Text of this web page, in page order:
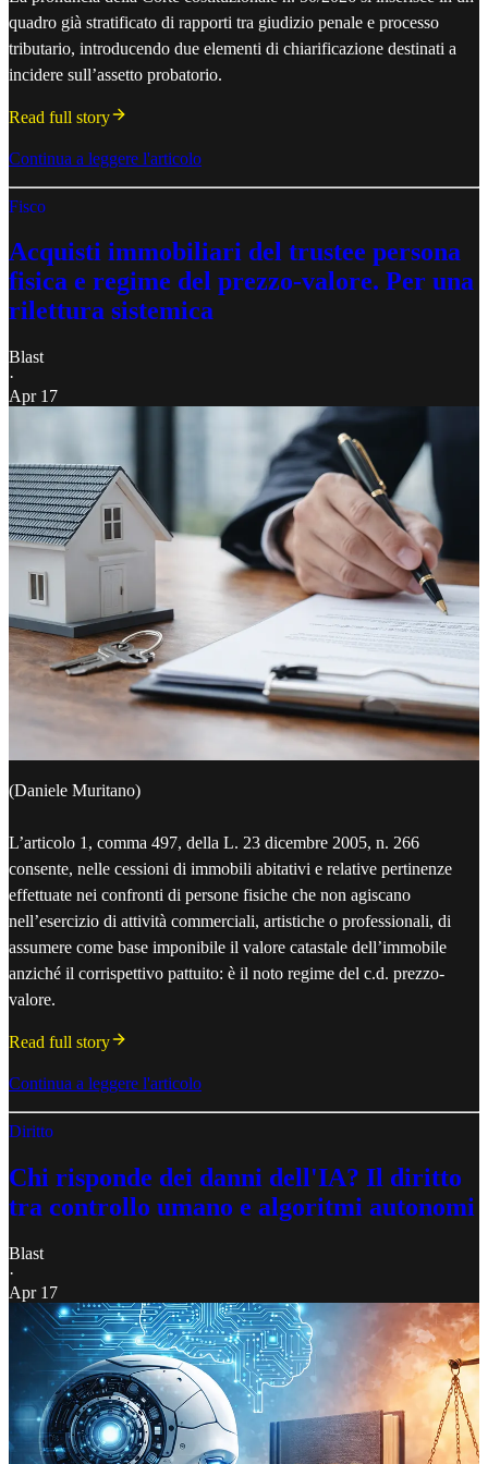
quadro già stratificato di rapporti tra giudizio penale e processo
tributario, introducendo due elementi di chiarificazione destinati a
incidere sull’assetto probatorio.
Read full story
Continua a leggere l'articolo
Fisco
Acquisti immobiliari del trustee persona
fisica e regime del prezzo-valore. Per una
rilettura sistemica
Blast
·
Apr 17
(Daniele Muritano)
L’articolo 1, comma 497, della L. 23 dicembre 2005, n. 266
consente, nelle cessioni di immobili abitativi e relative pertinenze
effettuate nei confronti di persone fisiche che non agiscano
nell’esercizio di attività commerciali, artistiche o professionali, di
assumere come base imponibile il valore catastale dell’immobile
anziché il corrispettivo pattuito: è il noto regime del c.d. prezzo-
valore.
Read full story
Continua a leggere l'articolo
Diritto
Chi risponde dei danni dell'IA? Il diritto
tra controllo umano e algoritmi autonomi
Blast
·
Apr 17